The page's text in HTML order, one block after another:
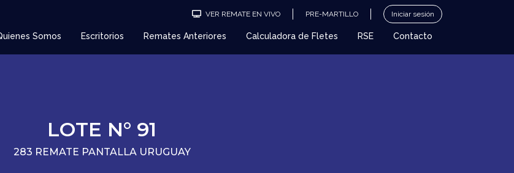
VER REMATE EN VIVO PRE-MARTILLO Iniciar sesión
Somos Escritorios Remates Anteriores Calculadora de Fletes RSE Contacto
LOTE N° 91
283 REMATE PANTALLA URUGUAY